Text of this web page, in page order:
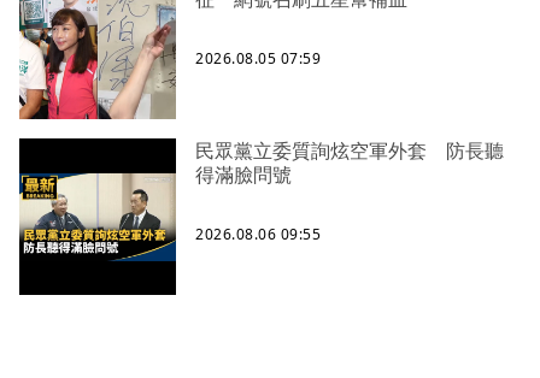
2026.08.05 07:59
民眾黨立委質詢炫空軍外套 防長聽
得滿臉問號
2026.08.06 09:55